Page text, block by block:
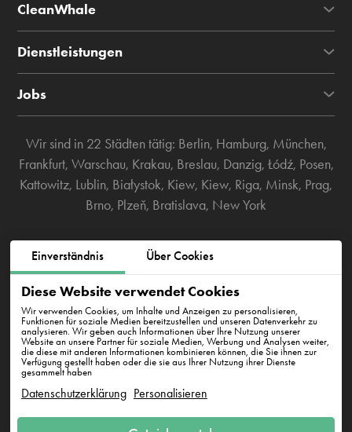
Einverständnis Über Cookies
Diese Website verwendet Cookies
Wir verwenden Cookies, um Inhalte und Anzeigen zu personalisieren,
Funktionen für soziale Medien bereitzustellen und unseren Datenverkehr zu
analysieren. Wir geben auch Informationen über Ihre Nutzung unserer
Website an unsere Partner für soziale Medien, Werbung und Analysen weiter,
die diese mit anderen Informationen kombinieren können, die Sie ihnen zur
Verfügung gestellt haben oder die sie aus Ihrer Nutzung ihrer Dienste
gesammelt haben
Datenschutzerklärung Personalisieren
CleanWhale
Dienstleistungen
Jobs
Wir sind in 22 Städten tätig: Berlin, Hamburg, München,
Frankfurt, Warschau, Krakau, Breslau, Danzig, Łódź, Posen,
Kattowitz, Lublin, Białystok, Kiew, Kiew, Riga, Minsk, Prag,
Brno, Plzeň, Bratislava, New York
Westhafenstraße 1, 13353 Berlin
info@cleanwhale.de
AGB zur Nutzung der Plattform Datenschutzerklärung
Cookie-Richtlinie